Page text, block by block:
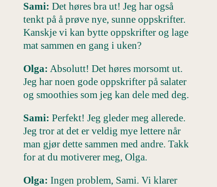
Sami: Det høres bra ut! Jeg har også
tenkt på å prøve nye, sunne oppskrifter.
Kanskje vi kan bytte oppskrifter og lage
mat sammen en gang i uken?
Olga: Absolutt! Det høres morsomt ut.
Jeg har noen gode oppskrifter på salater
og smoothies som jeg kan dele med deg.
Sami: Perfekt! Jeg gleder meg allerede.
Jeg tror at det er veldig mye lettere når
man gjør dette sammen med andre. Takk
for at du motiverer meg, Olga.
Olga: Ingen problem, Sami. Vi klarer